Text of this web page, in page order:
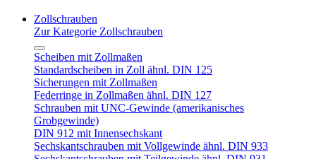
Zollschrauben
Zur Kategorie Zollschrauben
Scheiben mit Zollmaßen
Standardscheiben in Zoll ähnl. DIN 125
Sicherungen mit Zollmaßen
Federringe in Zollmaßen ähnl. DIN 127
Schrauben mit UNC-Gewinde (amerikanisches
Grobgewinde)
DIN 912 mit Innensechskant
Sechskantschrauben mit Vollgewinde ähnl. DIN 933